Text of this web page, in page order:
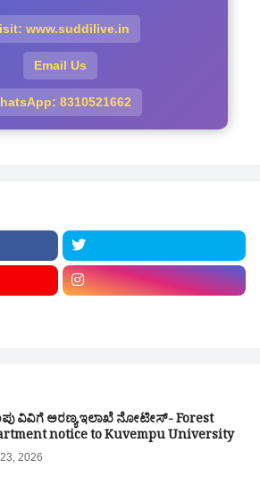
www.suddilive.in
Email Us
8310521662
ವಿವಿಗೆ ಅರಣ್ಯ ಇಲಾಖೆ ನೋಟೀಸ್- Forest
notice to Kuvempu University
2026